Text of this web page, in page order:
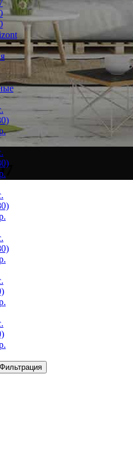
Фильтрация